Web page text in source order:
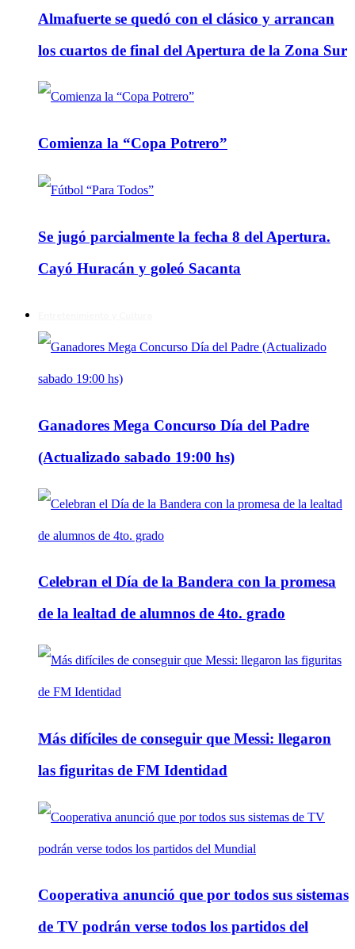
Almafuerte se quedó con el clásico y arrancan
los cuartos de final del Apertura de la Zona Sur
Comienza la “Copa Potrero”
Se jugó parcialmente la fecha 8 del Apertura.
Cayó Huracán y goleó Sacanta
Ganadores Mega Concurso Día del Padre
(Actualizado sabado 19:00 hs)
Celebran el Día de la Bandera con la promesa
de la lealtad de alumnos de 4to. grado
Más difíciles de conseguir que Messi: llegaron
las figuritas de FM Identidad
Cooperativa anunció que por todos sus sistemas
de TV podrán verse todos los partidos del